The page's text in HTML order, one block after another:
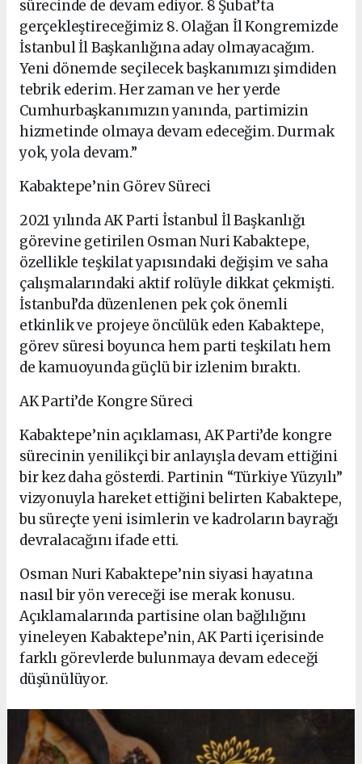
sürecinde de devam ediyor. 8 Şubat’ta
gerçekleştireceğimiz 8. Olağan İl Kongremizde
İstanbul İl Başkanlığına aday olmayacağım.
Yeni dönemde seçilecek başkanımızı şimdiden
tebrik ederim. Her zaman ve her yerde
Cumhurbaşkanımızın yanında, partimizin
hizmetinde olmaya devam edeceğim. Durmak
yok, yola devam.”
Kabaktepe’nin Görev Süreci
2021 yılında AK Parti İstanbul İl Başkanlığı
görevine getirilen Osman Nuri Kabaktepe,
özellikle teşkilat yapısındaki değişim ve saha
çalışmalarındaki aktif rolüyle dikkat çekmişti.
İstanbul’da düzenlenen pek çok önemli
etkinlik ve projeye öncülük eden Kabaktepe,
görev süresi boyunca hem parti teşkilatı hem
de kamuoyunda güçlü bir izlenim bıraktı.
AK Parti’de Kongre Süreci
Kabaktepe’nin açıklaması, AK Parti’de kongre
sürecinin yenilikçi bir anlayışla devam ettiğini
bir kez daha gösterdi. Partinin “Türkiye Yüzyılı”
vizyonuyla hareket ettiğini belirten Kabaktepe,
bu süreçte yeni isimlerin ve kadroların bayrağı
devralacağını ifade etti.
Osman Nuri Kabaktepe’nin siyasi hayatına
nasıl bir yön vereceği ise merak konusu.
Açıklamalarında partisine olan bağlılığını
yineleyen Kabaktepe’nin, AK Parti içerisinde
farklı görevlerde bulunmaya devam edeceği
düşünülüyor.